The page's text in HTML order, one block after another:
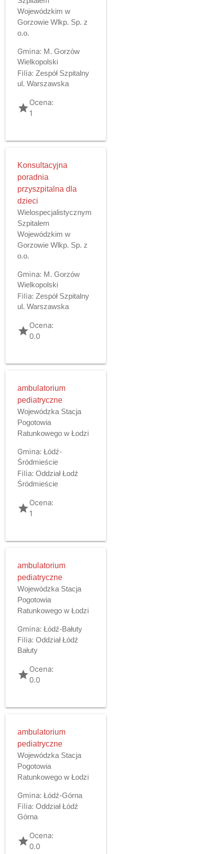
Wojewódzkim w
Gorzowie Wlkp. Sp. z
o.o.
Gmina: M. Gorzów
Wielkopolski
Filia: Zespół Szpitalny
ul. Warszawska
gradeOcena:
1
Konsultacyjna
poradnia
przyszpitalna dla
dzieci
Wielospecjalistycznym
Szpitalem
Wojewódzkim w
Gorzowie Wlkp. Sp. z
o.o.
Gmina: M. Gorzów
Wielkopolski
Filia: Zespół Szpitalny
ul. Warszawska
gradeOcena:
0.0
ambulatorium
pediatryczne
Wojewódzka Stacja
Pogotowia
Ratunkowego w Łodzi
Gmina: Łódź-
Śródmieście
Filia: Oddział Łodź
Śródmieście
gradeOcena:
1
ambulatorium
pediatryczne
Wojewódzka Stacja
Pogotowia
Ratunkowego w Łodzi
Gmina: Łódź-Bałuty
Filia: Oddział Łódź
Bałuty
gradeOcena:
0.0
ambulatorium
pediatryczne
Wojewódzka Stacja
Pogotowia
Ratunkowego w Łodzi
Gmina: Łódź-Górna
Filia: Oddział Łódź
Górna
gradeOcena:
0.0